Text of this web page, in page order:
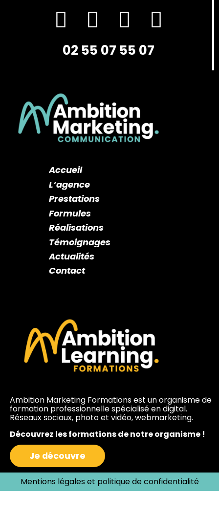
02 55 07 55 07
Accueil
L’agence
Prestations
Formules
Réalisations
Témoignages
Actualités
Contact
Ambition Marketing Formations est un organisme de
formation professionnelle spécialisé en digital.
Réseaux sociaux, photo et vidéo, webmarketing.
Découvrez les formations de notre organisme !
Je découvre
Mentions légales et politique de confidentialité